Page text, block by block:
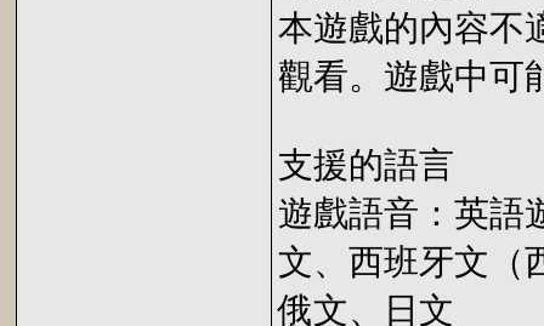
本遊戲的內容不
觀看。遊戲中可
支援的語言
遊戲語音：英語
文、西班牙文（
俄文、日文